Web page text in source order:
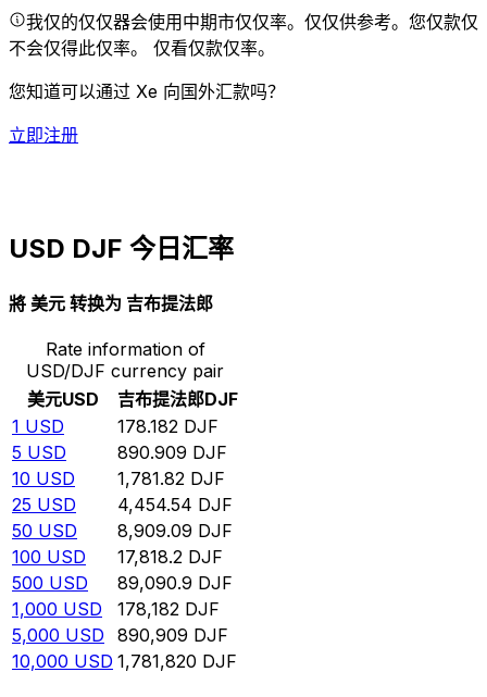
我仅的仅仅器会使用中期市仅仅率。仅仅供参考。您仅款仅
不会仅得此仅率。 仅看仅款仅率。
您知道可以通过 Xe 向国外汇款吗？
立即注册
USD DJF 今日汇率
將 美元 转换为 吉布提法郎
Rate information of
USD/DJF currency pair
美元USD 吉布提法郎DJF
1 USD 178.182 DJF
5 USD 890.909 DJF
10 USD 1,781.82 DJF
25 USD 4,454.54 DJF
50 USD 8,909.09 DJF
100 USD 17,818.2 DJF
500 USD 89,090.9 DJF
1,000 USD 178,182 DJF
5,000 USD 890,909 DJF
10,000 USD 1,781,820 DJF